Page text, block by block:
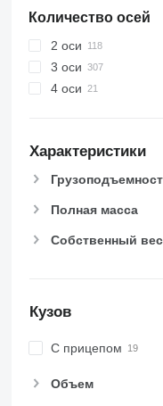
Количество осей
2 оси
3 оси
4 оси
Характеристики
Полная масса
Собственный вес
Кузов
С прицепом
Объем